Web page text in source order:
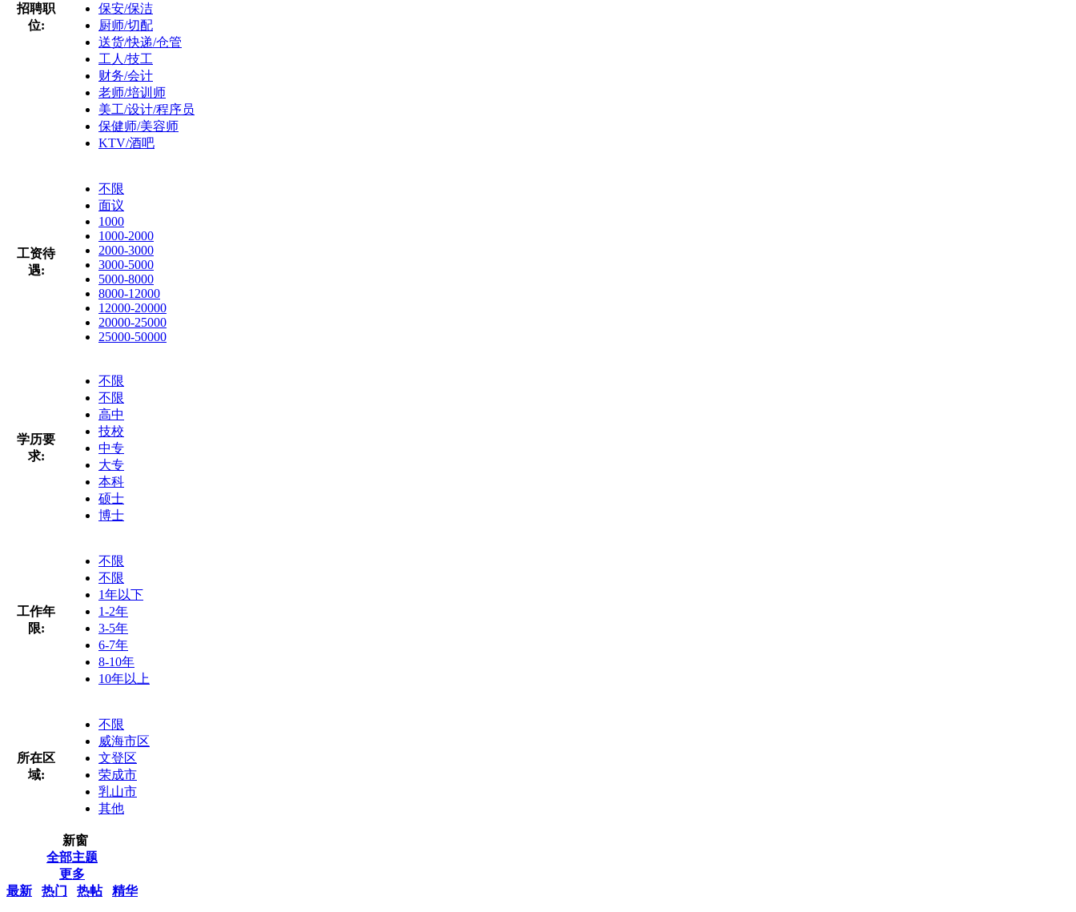
招聘职
位:
保安/保洁
厨师/切配
送货/快递/仓管
工人/技工
财务/会计
老师/培训师
美工/设计/程序员
保健师/美容师
KTV/酒吧
工资待
遇:
不限
面议
1000
1000-2000
2000-3000
3000-5000
5000-8000
8000-12000
12000-20000
20000-25000
25000-50000
学历要
求:
不限
不限
高中
技校
中专
大专
本科
硕士
博士
工作年
限:
不限
不限
1年以下
1-2年
3-5年
6-7年
8-10年
10年以上
所在区
域:
不限
威海市区
文登区
荣成市
乳山市
其他
新窗
全部主题
更多
最新
热门 热帖 精华